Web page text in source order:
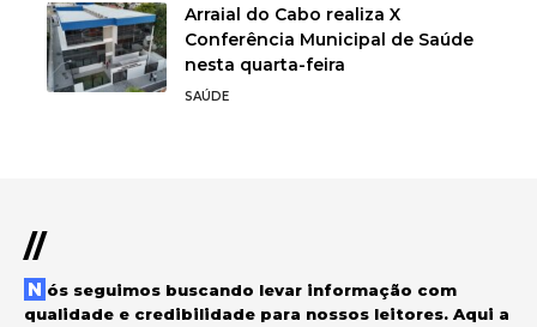
Arraial do Cabo realiza X
Conferência Municipal de Saúde
nesta quarta-feira
SAÚDE
//
Nós seguimos buscando levar informação com
qualidade e credibilidade para nossos leitores. Aqui a